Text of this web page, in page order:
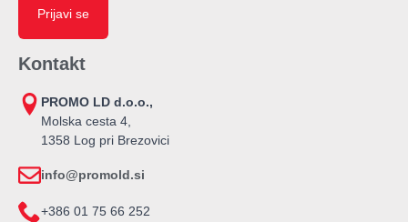
Prijavi se
Kontakt
PROMO LD d.o.o.,
Molska cesta 4,
1358 Log pri Brezovici
info@promold.si
+386 01 75 66 252